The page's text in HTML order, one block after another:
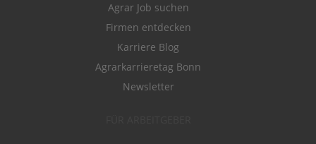
Agrar Job suchen
Firmen entdecken
Karriere Blog
Agrarkarrieretag Bonn
Newsletter